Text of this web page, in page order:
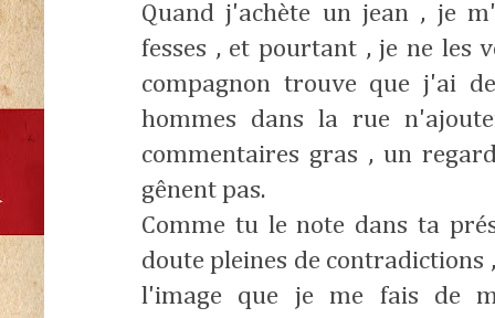
Quand j'achète un jean , je
fesses , et pourtant , je ne les
compagnon trouve que j'ai
hommes dans la rue
commentaires gras , un
gênent pas.
Comme tu le note dans ta
doute pleines de contradictions
l'image que je me fais de